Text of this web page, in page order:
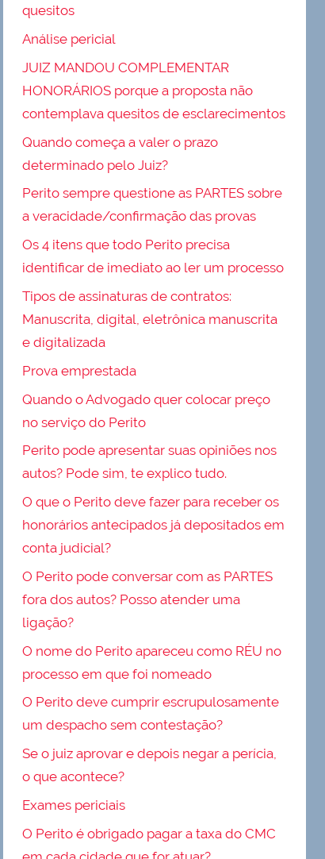
quesitos
Análise pericial
JUIZ MANDOU COMPLEMENTAR
HONORÁRIOS porque a proposta não
contemplava quesitos de esclarecimentos
Quando começa a valer o prazo
determinado pelo Juiz?
Perito sempre questione as PARTES sobre
a veracidade/confirmação das provas
Os 4 itens que todo Perito precisa
identificar de imediato ao ler um processo
Tipos de assinaturas de contratos:
Manuscrita, digital, eletrônica manuscrita
e digitalizada
Prova emprestada
Quando o Advogado quer colocar preço
no serviço do Perito
Perito pode apresentar suas opiniões nos
autos? Pode sim, te explico tudo.
O que o Perito deve fazer para receber os
honorários antecipados já depositados em
conta judicial?
O Perito pode conversar com as PARTES
fora dos autos? Posso atender uma
ligação?
O nome do Perito apareceu como RÉU no
processo em que foi nomeado
O Perito deve cumprir escrupulosamente
um despacho sem contestação?
Se o juiz aprovar e depois negar a perícia,
o que acontece?
Exames periciais
O Perito é obrigado pagar a taxa do CMC